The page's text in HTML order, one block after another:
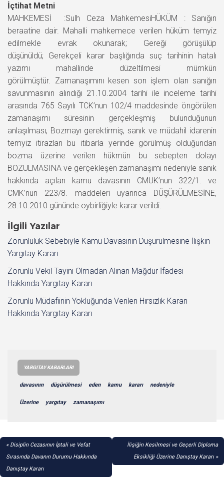
İçtihat Metni
MAHKEMESİ :Sulh Ceza MahkemesiHÜKÜM : Sanığın
beraatine dair. Mahalli mahkemece verilen hüküm temyiz
edilmekle evrak okunarak; Gereği görüşülüp
düşünüldü; Gerekçeli karar başlığında suç tarihinin hatalı
yazımı mahallinde düzeltilmesi mümkün
görülmüştür. Zamanaşımını kesen son işlem olan sanığın
savunmasının alındığı 21.10.2004 tarihi ile inceleme tarihi
arasında 765 Sayılı TCK’nun 102/4 maddesinde öngörülen
zamanaşımı süresinin gerçekleşmiş bulunduğunun
anlaşılması, Bozmayı gerektirmiş, sanık ve müdahil idarenin
temyiz itirazları bu itibarla yerinde görülmüş olduğundan
bozma üzerine verilen hükmün bu sebepten dolayı
BOZULMASINA ve gerçekleşen zamanaşımı nedeniyle sanık
hakkında açılan kamu davasının CMUK’nun 322/1. ve
CMK’nun 223/8. maddeleri uyarınca DÜŞÜRÜLMESİNE,
28.10.2010 gününde oybirliğiyle karar verildi.
İlgili Yazılar
Zorunluluk Sebebiyle Kamu Davasının Düşürülmesine İlişkin
Yargıtay Kararı
Zorunlu Vekil Tayini Olmadan Alınan Mağdur İfadesi
Hakkında Yargıtay Kararı
Zorunlu Müdafiinin Yokluğunda Verilen Hırsızlık Kararı
Hakkında Yargıtay Kararı
YARGITAY KARARLARI
davasının düşürülmesi eden kamu kararı nedeniyle
Üzerine yargıtay zamanaşımı
YAZI
GEZINMESI
Disiplin Cezasının İptali ve Vefat
Sırasında Davanın Durumu Hakkında
Danıştay Kararı
İlişiğin Kesilmesi ve Geçerli Diploma
Eksikliği Üzerine Danıştay Kararı